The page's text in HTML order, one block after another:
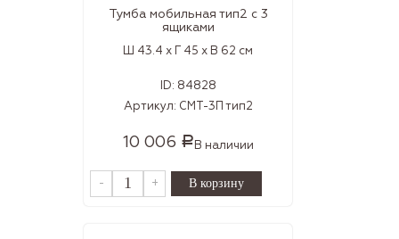
Тумба мобильная тип2 с 3
ящиками
Ш 43.4 x Г 45 x В 62 см
ID: 84828
Артикул: СМТ-3П тип2
10 006 РВ наличии
- +